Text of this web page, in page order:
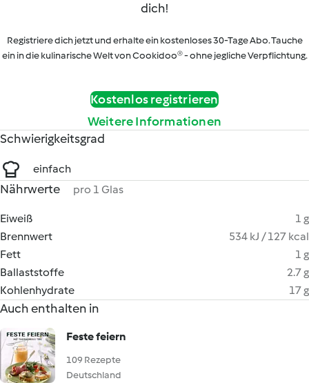
dich!
Registriere dich jetzt und erhalte ein kostenloses 30-Tage Abo. Tauche
ein in die kulinarische Welt von Cookidoo® - ohne jegliche Verpflichtung.
Kostenlos registrieren
Weitere Informationen
Schwierigkeitsgrad
einfach
Nährwerte pro 1 Glas
Eiweiß
1 g
Brennwert
534 kJ / 127 kcal
Fett
1 g
Ballaststoffe
2.7 g
Kohlenhydrate
17 g
Auch enthalten in
Feste feiern
109 Rezepte
Deutschland